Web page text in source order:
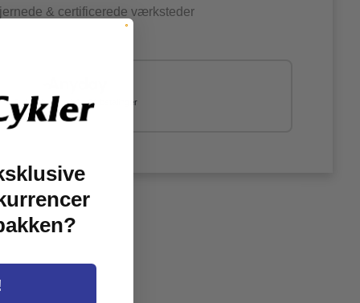
& certificerede værksteder
Del dit køb op i 4 - 24 betalinger